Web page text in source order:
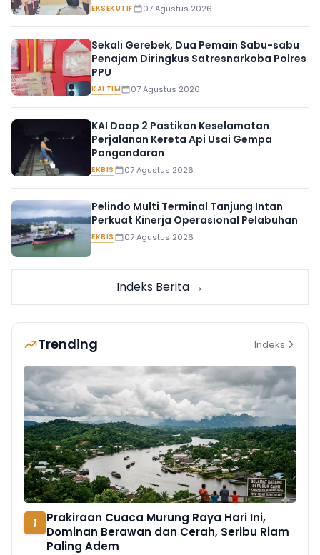
EKSEKUTIF 07 Agustus 2026
Sekali Gerebek, Dua Pemain Sabu-sabu
Penajam Diringkus Satresnarkoba Polres
PPU
KALTIM 07 Agustus 2026
KAI Daop 2 Pastikan Keselamatan
Perjalanan Kereta Api Usai Gempa
Pangandaran
EKBIS 07 Agustus 2026
Pelindo Multi Terminal Tanjung Intan
Perkuat Kinerja Operasional Pelabuhan
EKBIS 07 Agustus 2026
Indeks Berita →
Trending Indeks
1
Prakiraan Cuaca Murung Raya Hari Ini,
Dominan Berawan dan Cerah, Seribu Riam
Paling Adem